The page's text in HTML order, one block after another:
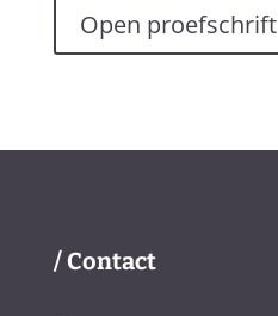
Open proefschrift
/ Contact